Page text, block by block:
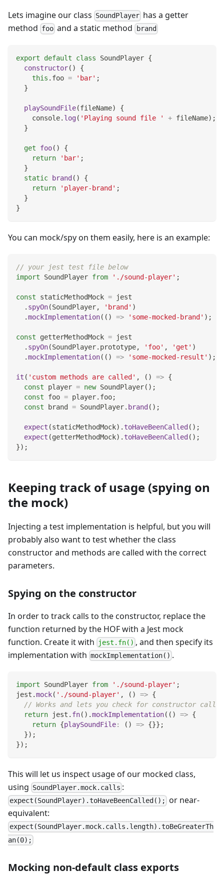
Lets imagine our class SoundPlayer has a getter
method foo and a static method brand
export default class SoundPlayer {
constructor( )
{
this . foo = 'bar' ;
}
playSoundFile(fileName)
{
console. log( 'Playing sound file ' + fileName) ;
}
get foo( )
{
return
'bar' ;
}
static brand( )
{
return
'player-brand' ;
}
}
You can mock/spy on them easily, here is an example:
// your jest test file below
import
SoundPlayer from './sound-player' ;
const staticMethodMock = jest
. spyOn(SoundPlayer, 'brand' )
.mockImplementation( ( ) => 'some-mocked-brand' ) ;
const getterMethodMock = jest
. spyOn(SoundPlayer. prototype, 'foo' , 'get' )
.mockImplementation( ( ) => 'some-mocked-result' ) ;
it ( 'custom methods are called' , ( ) => {
const player = new SoundPlayer( ) ;
const foo = player. foo;
const brand = SoundPlayer. brand( ) ;
expect (staticMethodMock) . toHaveBeenCalled( ) ;
expect (getterMethodMock) . toHaveBeenCalled( ) ;
}) ;
Keeping track of usage (spying on
the mock)
Injecting a test implementation is helpful, but you will
probably also want to test whether the class
constructor and methods are called with the correct
parameters.
Spying on the constructor
In order to track calls to the constructor, replace the
function returned by the HOF with a Jest mock
function. Create it with
jest.fn() , and then specify its
implementation with mockImplementation() .
import SoundPlayer from './sound-player' ;
jest .mock( './sound-player' , ( ) => {
// Works and lets you check for constructor calls:
return jest . fn( ) .mockImplementation( ( ) => {
return {playSoundFile: ( ) => {}} ;
}) ;
}) ;
This will let us inspect usage of our mocked class,
using SoundPlayer.mock.calls :
expect(SoundPlayer).toHaveBeenCalled(); or near-
equivalent:
expect(SoundPlayer.mock.calls.length).toBeGreaterTh
an(0);
Mocking non-default class exports